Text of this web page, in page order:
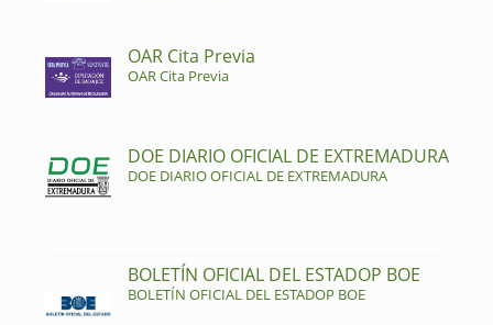
OAR Cita Previa
OAR Cita Previa
DOE DIARIO OFICIAL DE EXTREMADURA
DOE DIARIO OFICIAL DE EXTREMADURA
BOLETÍN OFICIAL DEL ESTADOP BOE
BOLETÍN OFICIAL DEL ESTADOP BOE